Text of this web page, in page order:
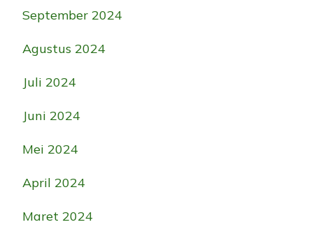
September 2024
Agustus 2024
Juli 2024
Juni 2024
Mei 2024
April 2024
Maret 2024